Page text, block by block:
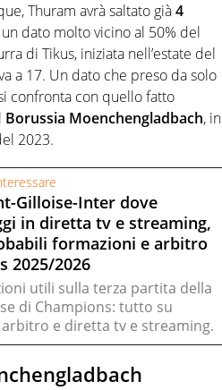
Thuram avrà saltato già4
dato molto vicino al 50% del
di Tikus, iniziata nell’estate del
a 17. Un dato che preso da solo
confronta con quello fatto
Borussia Moenchengladbach, in
2023.
Gilloise-Inter dove
in diretta tv e streaming,
formazioni e arbitro
2025/2026
utili sulla terza partita della
di Champions: tutto su
e diretta tv e streaming.